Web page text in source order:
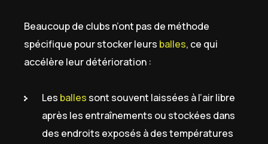
Beaucoup de clubs n’ont pas de méthode
spécifique pour stocker leurs balles, ce qui
accélère leur détérioration :
Les balles sont souvent laissées à l’air libre
après les entraînements ou stockées dans
des endroits exposés à des températures